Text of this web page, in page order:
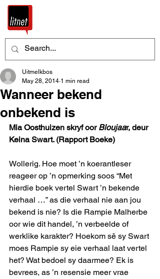
Wanneer bekend
onbekend is
Uitmelkbos
May 28, 2014 1 min read
Mia Oosthuizen skryf oor Bloujaar, deur
Keina Swart. (Rapport Boeke)
Wollerig. Hoe moet ’n koerantleser
reageer op ’n opmerking soos “Met
hierdie boek vertel Swart ’n bekende
verhaal …” as die verhaal nie aan jou
bekend is nie? Is die Rampie Malherbe
oor wie dit handel, ’n verbeelde of
werklike karakter? Hoekom sê sy Swart
moes Rampie sy eie verhaal laat vertel
het? Wat bedoel sy daarmee? Ek is
bevrees, as ’n resensie meer vrae